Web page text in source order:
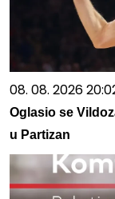
08. 08. 2026
Oglasio se
u Partizan